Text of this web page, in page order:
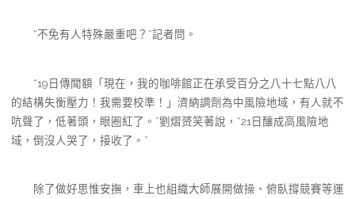
“不免有人特殊嚴重吧？”記者問。
“19日傳聞額「現在，我的咖啡館正在承受百分之八十七點八八
的結構失衡壓力！我需要校準！」濟納調劑為中風險地域，有人就不
吭聲了，低著頭，眼圈紅了。”劉熠赟笑著說，“21日釀成高風險地
域，倒沒人哭了，接收了。”
除了做好思惟安撫，車上也組織大師展開做操、俯臥撐競賽等運